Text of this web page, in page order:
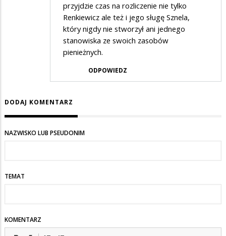
przyjdzie czas na rozliczenie nie tylko
Renkiewicz ale też i jego sługę Sznela,
który nigdy nie stworzył ani jednego
stanowiska ze swoich zasobów
pienieżnych.
ODPOWIEDZ
DODAJ KOMENTARZ
NAZWISKO LUB PSEUDONIM
TEMAT
KOMENTARZ